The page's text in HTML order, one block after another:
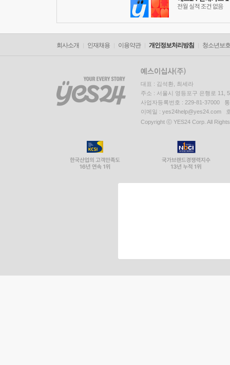
회사소개 인재채용 이용약관 개인정보처리방침 청소년보
대표 : 김석환, 최세라
주소 : 서울시 영등포구 은행로 11,
사업자등록번호 : 229-81-37000
이메일 : yes24help@yes24.com
Copyright ⓒ YES24 Corp. All